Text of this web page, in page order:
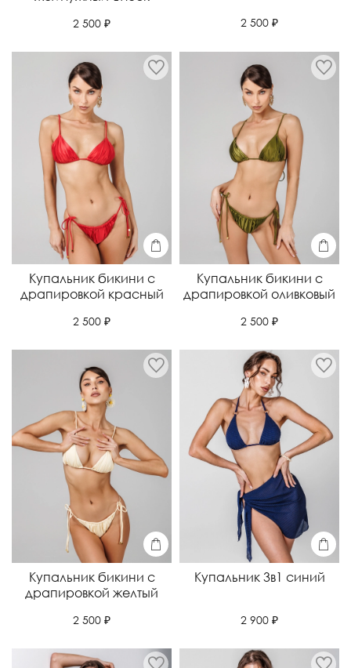
2 500 ₽ 2 500 ₽
Купальник бикини с
драпировкой красный
2 500 ₽
Купальник бикини с
драпировкой оливковый
2 500 ₽
Купальник бикини с
драпировкой желтый
2 500 ₽
Купальник 3в1 синий
2 900 ₽